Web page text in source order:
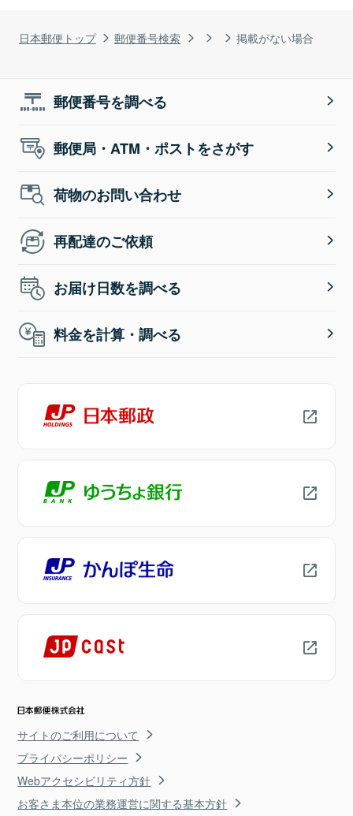
日本郵便トップ 郵便番号検索 掲載がない場合
郵便番号を調べる
郵便局・ATM・ポストをさがす
荷物のお問い合わせ
再配達のご依頼
お届け日数を調べる
料金を計算・調べる
サイトのご利用について
プライバシーポリシー
Webアクセシビリティ方針
お客さま本位の業務運営に関する基本方針